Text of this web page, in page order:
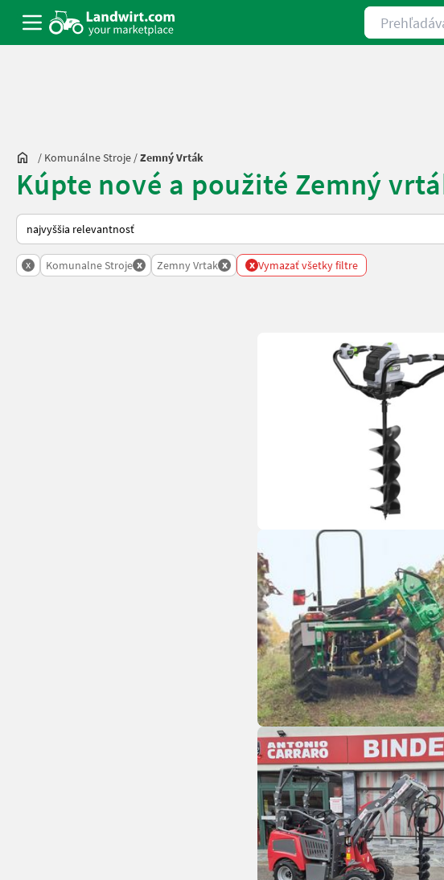
Prehľadávať
/ Komunálne Stroje /Zemný Vrták
Kúpte nové a použité Zemný
Takto sa vykonáva triedenie na Landwirt.com
x Komunalne Stroje x Zemny Vrtak x x Vymazať všetky filtre